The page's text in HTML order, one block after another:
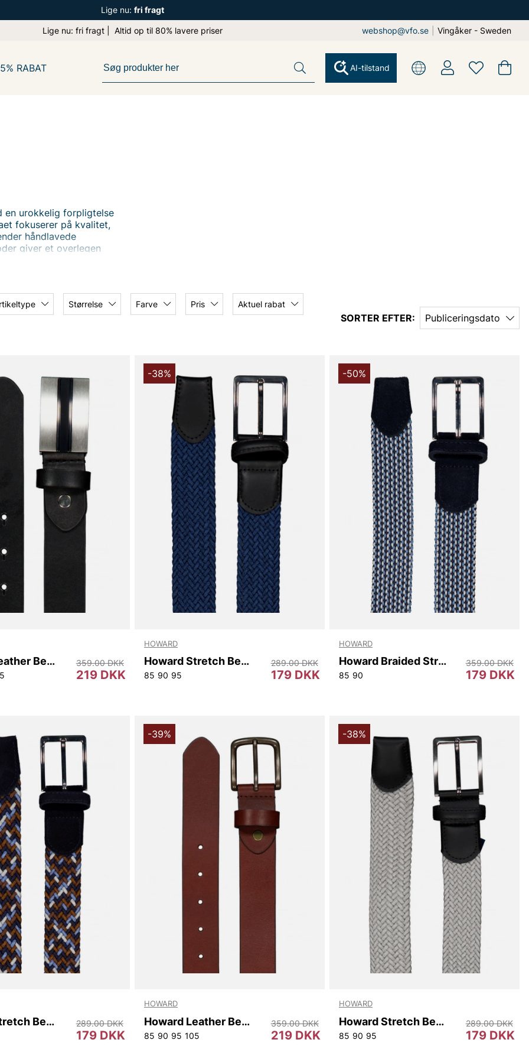
Lige nu: fri fragt
Lige nu: fri fragt | Altid op til 80% lavere priser webshop@vfo.se Vingåker - Sweden
RABAT AI-tilstand
en urokkelig forpligtelse
fokuserer på kvalitet,
håndlavede
giver et overlegen
og donerer derfor en
Blandt andet
skolelektioner til børn af
og World Childhood
London-mærket vil
til fremtiden.
er bare ren
- Christopher
for en
bidrage til retfærdige
til små familieejede
bedste komponenter
der deler
og bæredygtighed.
AB!
Størrelse Farve Pris Aktuel rabat
SORTER EFTER: Publiceringsdato
Howard Leather Belt Paul
219 DKK
359.00 DKK
-38%
HOWARD
Howard Stretch Belt Marvin.
85 90 95 179 DKK
289.00 DKK
-50%
HOWARD
Howard Braided Stretch Belt
85 90 179 DKK
359.00 DKK
Howard Stretch Belt Marvin.
179 DKK
289.00 DKK
-39%
HOWARD
Howard Leather Belt Davies
85 90 95 105 219 DKK
359.00 DKK
-38%
HOWARD
Howard Stretch Belt Marvin.
85 90 95 179 DKK
289.00 DKK